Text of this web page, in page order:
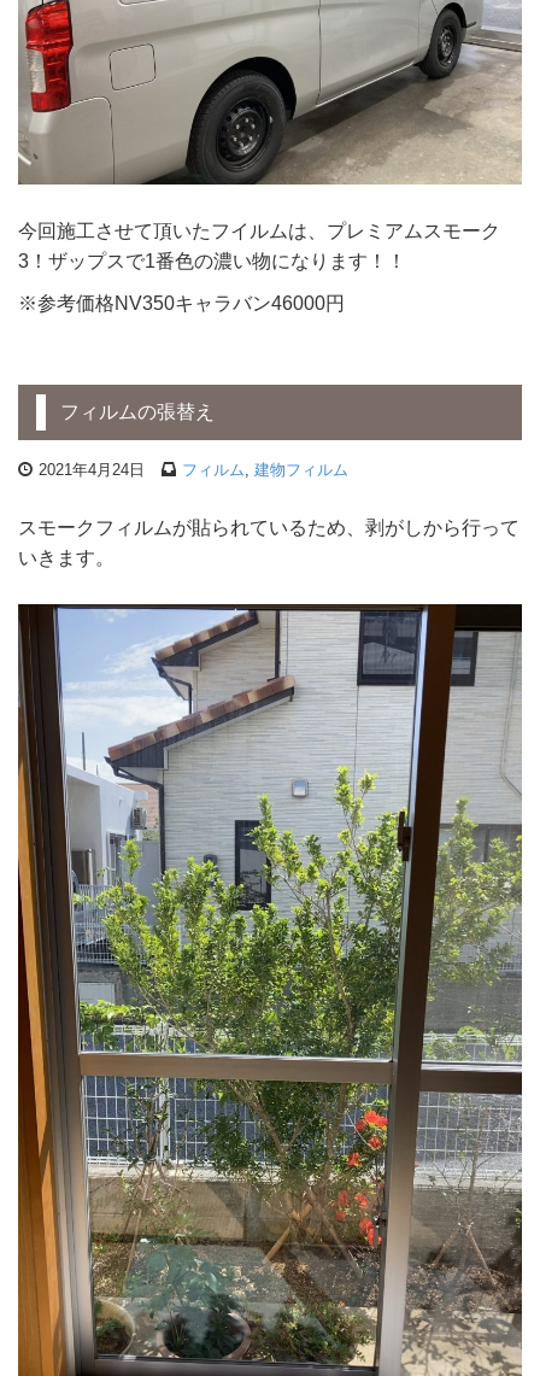
今回施工させて頂いたフイルムは、プレミアムスモーク
3！ザップスで1番色の濃い物になります！！
※参考価格NV350キャラバン46000円
フィルムの張替え
2021年4月24日 フィルム 建物フィルム
スモークフィルムが貼られているため、剥がしから行って
いきます。